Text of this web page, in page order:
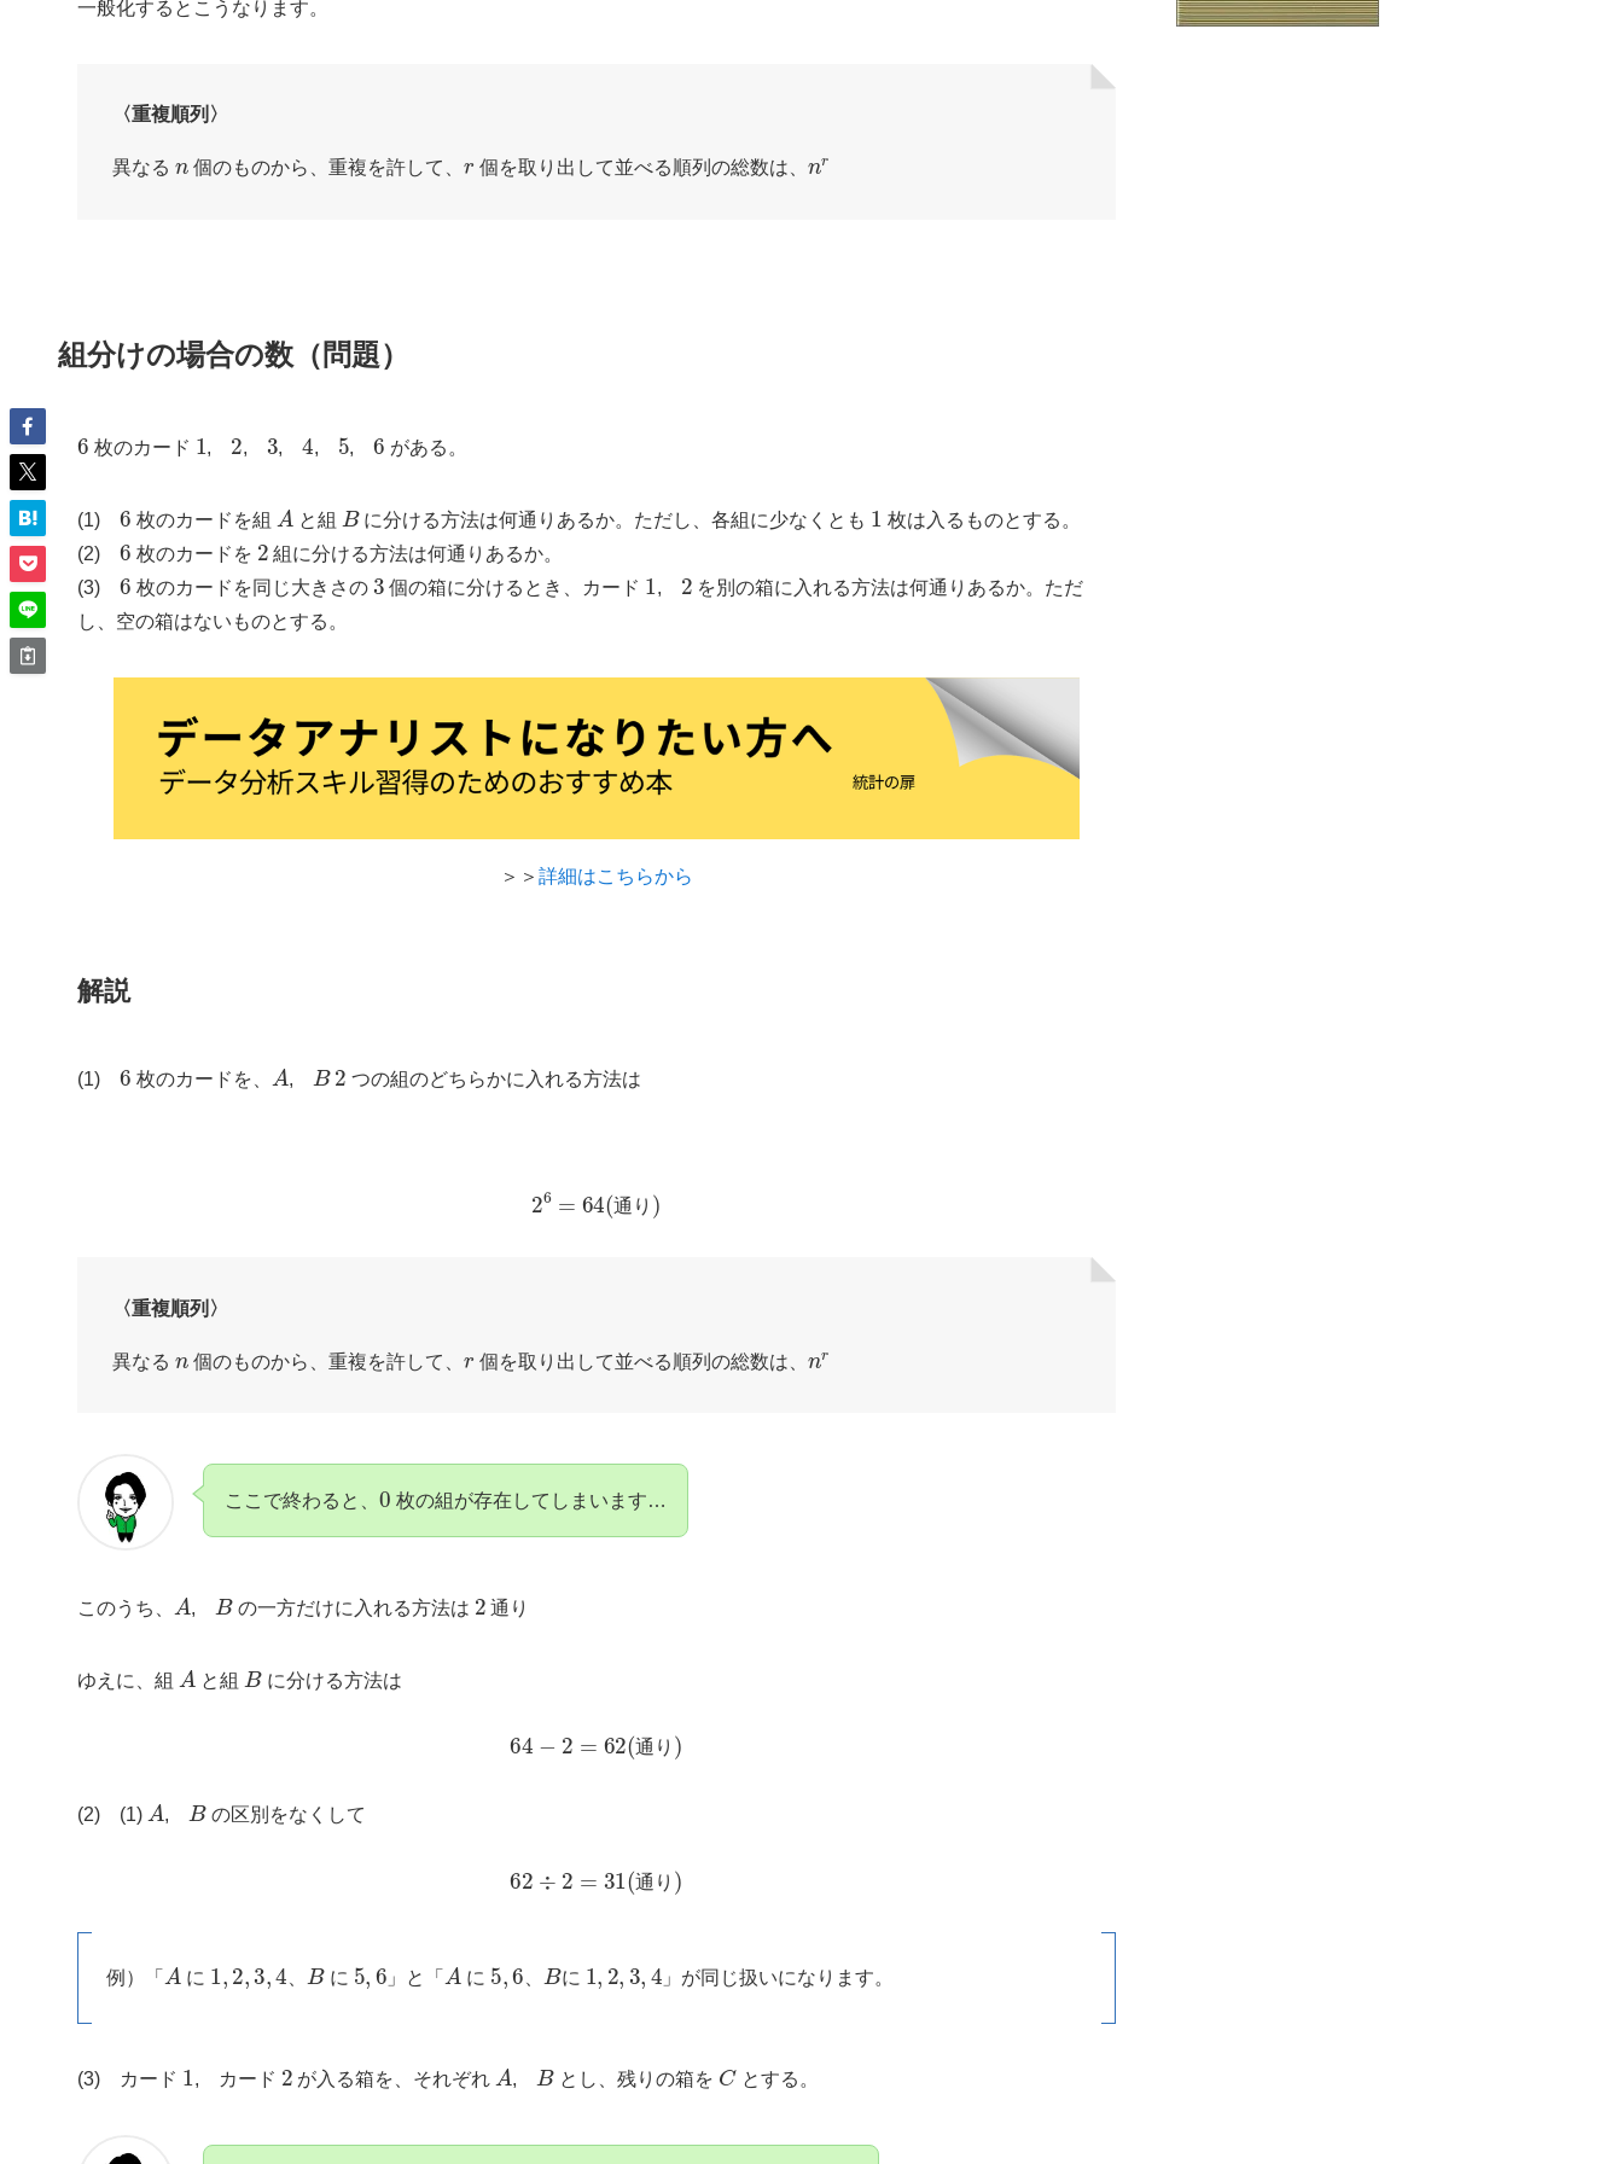
一般化するとこうなります。
〈重複順列〉
異なる 個のものから、重複を許して、 個を取り出して並べる順列の総数は、
r
組分けの場合の数（問題）
6
枚のカード
1
,
2
,
3
,
4
,
5
,
6
がある。
(1)
6
枚のカードを組
A
と組
B
に分ける方法は何通りあるか。ただし、各組に少なくとも
1
枚は入るものとする。
(2)
6
枚のカードを
2
組に分ける方法は何通りあるか。
(3)
6
枚のカードを同じ大きさの
3
個の箱に分けるとき、カード
1
,
2
を別の箱に入れる方法は何通りあるか。ただ
し、空の箱はないものとする。
＞＞ 詳細はこちらから
解説
(1)
6
枚のカードを、
A
,
B 2
つの組のどちらかに入れる方法は
通 り
26 64( 通り )
〈重複順列〉
異なる 個のものから、重複を許して、 個を取り出して並べる順列の総数は、
r
ここで終わると、
0
枚の組が存在してしまいます…
このうち、
A
,
B
の一方だけに入れる方法は
2
通り
ゆえに、組
A
と組
B
に分ける方法は
通 り
64 2 62(通り)
(2) (1)
A
,
B
の区別をなくして
通 り
62÷ 2 31(通り)
例）「
A
に
1 2 3, 4 B
に
5 6
」と「
A
に
5 6 B
に
1 2, 3, 4
」が同じ扱いになります。
(3) カード
1
, カード
2
が入る箱を、それぞれ
A
,
B
とし、残りの箱を
C
とする。